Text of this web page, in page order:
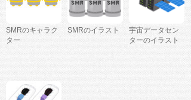
SMRのキャラク
ター
SMRのイラスト
宇宙データセン
ターのイラスト